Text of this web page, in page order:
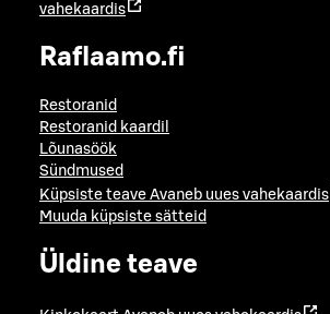
vahekaardis
Raflaamo.fi
Restoranid
Restoranid kaardil
Lõunasöök
Sündmused
Küpsiste teave Avaneb uues vahekaardis
Muuda küpsiste sätteid
Üldine teave